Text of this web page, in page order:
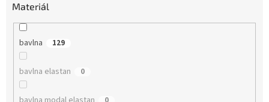
Materiál
bavlna 129
bavlna elastan 0